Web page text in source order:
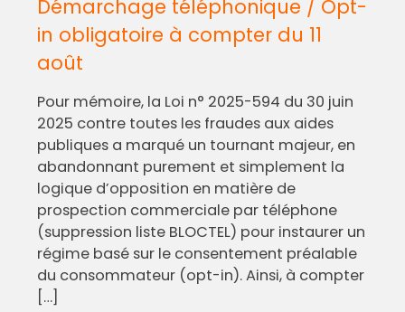
Démarchage téléphonique / Opt-
in obligatoire à compter du 11
août
Pour mémoire, la Loi n° 2025-594 du 30 juin
2025 contre toutes les fraudes aux aides
publiques a marqué un tournant majeur, en
abandonnant purement et simplement la
logique d’opposition en matière de
prospection commerciale par téléphone
(suppression liste BLOCTEL) pour instaurer un
régime basé sur le consentement préalable
du consommateur (opt-in). Ainsi, à compter
[…]